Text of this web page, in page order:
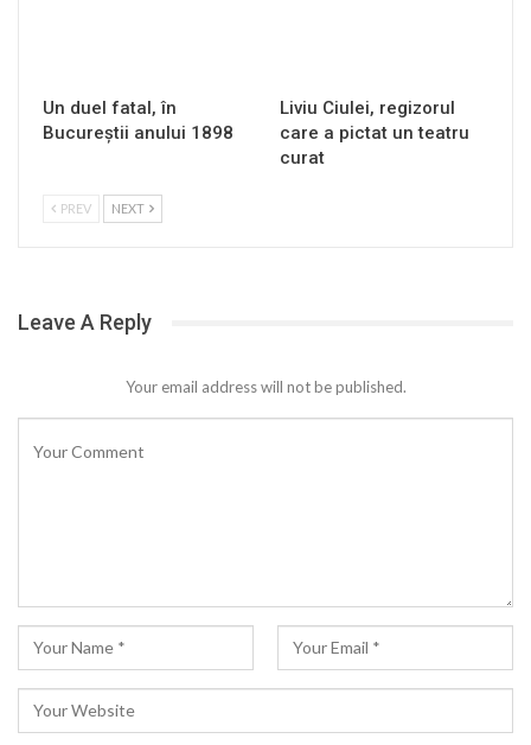
Un duel fatal, în
Bucureştii anului 1898
Liviu Ciulei, regizorul
care a pictat un teatru
curat
PREV NEXT
Leave A Reply
Your email address will not be published.